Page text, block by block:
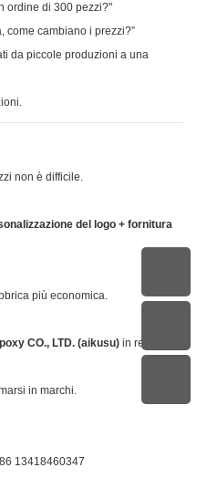
ordine di 300 pezzi?"
come cambiano i prezzi?”
da piccole produzioni a una
non è difficile.
del logo + fornitura
più economica.
CO., LTD. (aikusu) in realtà
in marchi.
13418460347